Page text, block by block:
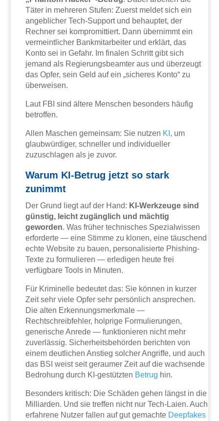
Täter in mehreren Stufen: Zuerst meldet sich ein
angeblicher Tech-Support und behauptet, der
Rechner sei kompromittiert. Dann übernimmt ein
vermeintlicher Bankmitarbeiter und erklärt, das
Konto sei in Gefahr. Im finalen Schritt gibt sich
jemand als Regierungsbeamter aus und überzeugt
das Opfer, sein Geld auf ein „sicheres Konto“ zu
überweisen.
Laut FBI sind ältere Menschen besonders häufig
betroffen.
Allen Maschen gemeinsam: Sie nutzen KI , um
glaubwürdiger, schneller und individueller
zuzuschlagen als je zuvor.
Warum KI-Betrug jetzt so stark
zunimmt
Der Grund liegt auf der Hand: KI-Werkzeuge sind
günstig, leicht zugänglich und mächtig
geworden. Was früher technisches Spezialwissen
erforderte — eine Stimme zu klonen, eine täuschend
echte Website zu bauen, personalisierte Phishing-
Texte zu formulieren — erledigen heute frei
verfügbare Tools in Minuten.
Für Kriminelle bedeutet das: Sie können in kurzer
Zeit sehr viele Opfer sehr persönlich ansprechen.
Die alten Erkennungsmerkmale —
Rechtschreibfehler, holprige Formulierungen,
generische Anrede — funktionieren nicht mehr
zuverlässig. Sicherheitsbehörden berichten von
einem deutlichen Anstieg solcher Angriffe, und auch
das BSI weist seit geraumer Zeit auf die wachsende
Bedrohung durch KI-gestützten Betrug hin.
Besonders kritisch: Die Schäden gehen längst in die
Milliarden. Und sie treffen nicht nur Tech-Laien. Auch
erfahrene Nutzer fallen auf gut gemachte Deepfakes